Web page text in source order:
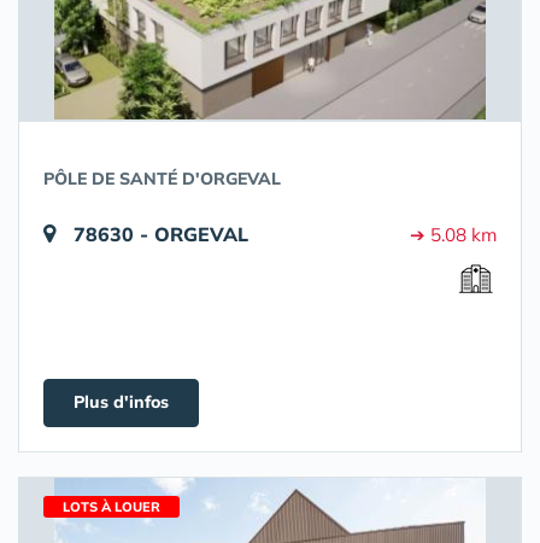
PÔLE DE SANTÉ D'ORGEVAL
78630 - ORGEVAL ➔ 5.08 km
Plus d'infos
LOTS À LOUER